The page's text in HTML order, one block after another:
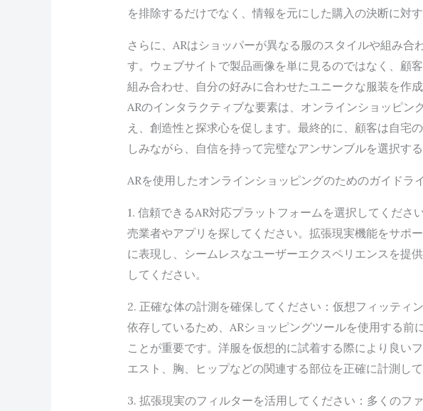
を排除するだけでなく、情報を元にした購入の決断に対
さらに、ARはショッパーが異なる服のスタイルや組み合
す。ウェブサイトで製品画像を単に見るのではなく、顧
組み合わせ、自分の好みに合わせたユニークな服装を作
ARのインタラクティブな要素は、オンラインショッピン
え、創造性と探求心を促します。最終的に、顧客は自宅
しみながら、自信を持って完璧なアンサンブルを選択する
ARを使用したオンラインショッピングのためのガイドラ
1. 信頼できるAR対応プラットフォームを選択してくださ
売業者やアプリを探してください。拡張現実機能をサポ
に表現し、シームレスなユーザーエクスペリエンスを提
してください。
2. 正確な体の計測を確保してください：仮想フィッティ
依存しているため、ARショッピングツールを使用する前
ことが重要です。洋服を仮想的に試着する際により良い
エスト、胸、ヒップなどの関連する部位を正確に計測して
3. 拡張現実のフィルターを活用してください：多くのフ